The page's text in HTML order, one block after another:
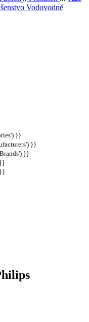
Vodovodné
}}
}}
}}